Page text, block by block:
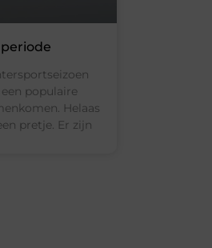
populaire
Helaas
pretje. Er zijn